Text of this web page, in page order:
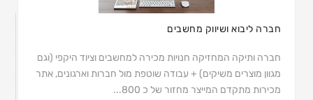
חברה ליבוא ושיווק מחשבים
חברה ותיקה המחזיקה חנויות מכירה למחשבים וציוד היקפי (וגם
מגוון מוצרים משיקים) + עבודה שוטפת מול חברות וארגונים, אתר
מכירות מתקדם המייצר מחזור של כ 800...